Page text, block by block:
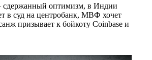
оптимизм, в Индии
в суд на центробанк, МВФ хочет
призывает к бойкоту Coinbase и